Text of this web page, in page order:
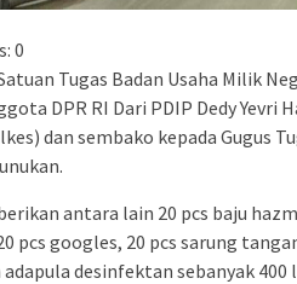
0
Tugas Badan Usaha Milik
DPR RI Dari PDIP Dedy
dan sembako kepada Gugus
antara lain 20 pcs baju
pcs googles, 20 pcs sarung
desinfektan sebanyak